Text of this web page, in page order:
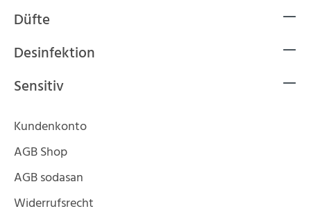
Düfte
Desinfektion
Sensitiv
Kundenkonto
AGB Shop
AGB sodasan
Widerrufsrecht